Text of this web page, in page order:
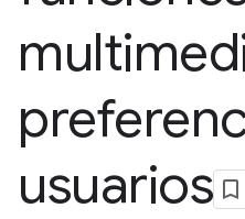
usuarios